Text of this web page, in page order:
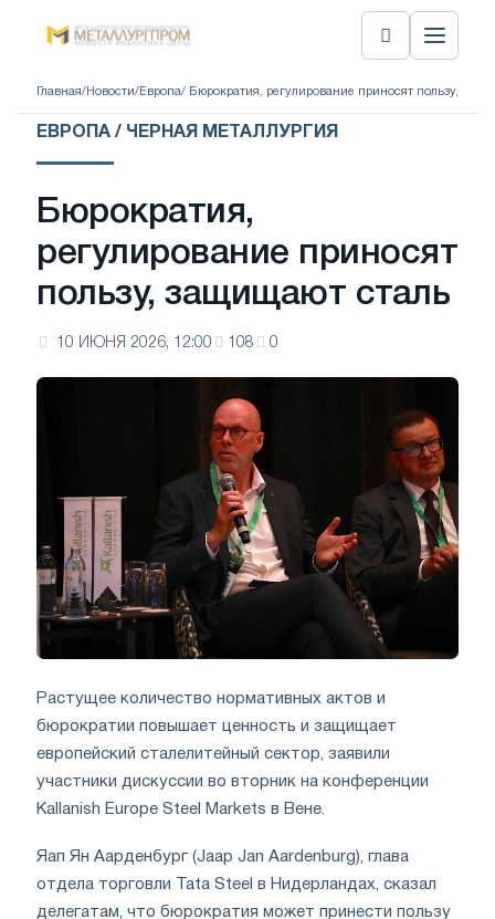
Главная/ Новости/ Европа/ Бюрократия, регулирование приносят пользу,
ЕВРОПА / ЧЕРНАЯ МЕТАЛЛУРГИЯ
Бюрократия,
регулирование приносят
пользу, защищают сталь
10 ИЮНЯ 2026, 12:00 108 0
Растущее количество нормативных актов и
бюрократии повышает ценность и защищает
европейский сталелитейный сектор, заявили
участники дискуссии во вторник на конференции
Kallanish Europe Steel Markets в Вене.
Яап Ян Аарденбург (Jaap Jan Aardenburg), глава
отдела торговли Tata Steel в Нидерландах, сказал
делегатам, что бюрократия может принести пользу